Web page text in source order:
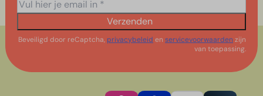
Verzenden
Beveiligd door reCaptcha, privacybeleid enservicevoorwaarden zijn
van toepassing.